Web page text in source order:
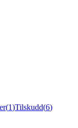
(1)Tilskudd(6)